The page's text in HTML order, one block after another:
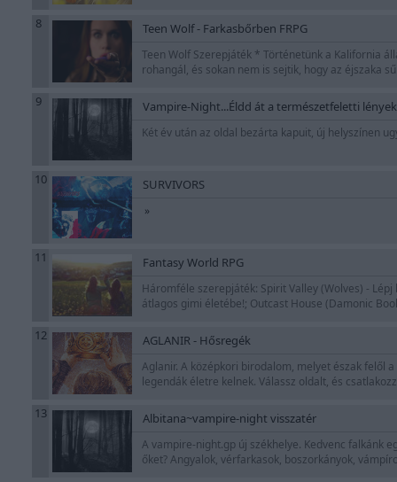
8 Teen Wolf - Farkasbőrben FRPG
Teen Wolf Szerepjáték * Történetünk a Kalifornia
rohangál, és sokan nem is sejtik, hogy az éjszaka
9 Vampire-Night...Éldd át a természetfeletti
Két év után az oldal bezárta kapuit, új helyszínen
10 SURVIVORS
»
11 Fantasy World RPG
Háromféle szerepjáték: Spirit Valley (Wolves) -
átlagos gimi életébe!; Outcast House (Damonic
12 AGLANIR - Hősregék
Aglanir. A középkori birodalom, melyet észak felől
legendák életre kelnek. Válassz oldalt, és
13 Albitana~vampire-night visszatér
A vampire-night.gp új székhelye. Kedvenc falkánk
őket? Angyalok, vérfarkasok, boszorkányok,